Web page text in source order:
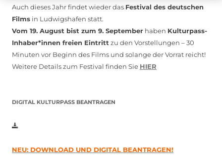
Auch dieses Jahr findet wieder das Festival des deutschen
Films in Ludwigshafen statt.
Vom 19. August bist zum 9. September haben Kulturpass-
Inhaber*innen freien Eintritt zu den Vorstellungen – 30
Minuten vor Beginn des Films und solange der Vorrat reicht!
Weitere Details zum Festival finden Sie HIER
DIGITAL KULTURPASS BEANTRAGEN
NEU: DOWNLOAD UND DIGITAL BEANTRAGEN!